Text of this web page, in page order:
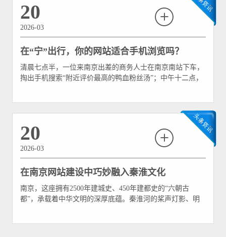
20
2026-03
在“宁”出行，你的网站适合手机浏览吗？
清晨七点半，一位来南京出差的商务人士在南京南站下车，
掏出手机搜索“附近评价最高的鸭血粉丝汤”；中午十二点，
淮河夜游船票预订”……这些场景每天都在南京这座城市上
演无数次。 作为中国首个“中国软件名城”和数字经济发展高
地
20
2026-03
在南京网站建设中巧妙融入秦淮文化
南京，这座拥有2500年建城史、450年建都史的“六朝古
都”，承载着中华文明的深厚底蕴。秦淮河的桨声灯影、明